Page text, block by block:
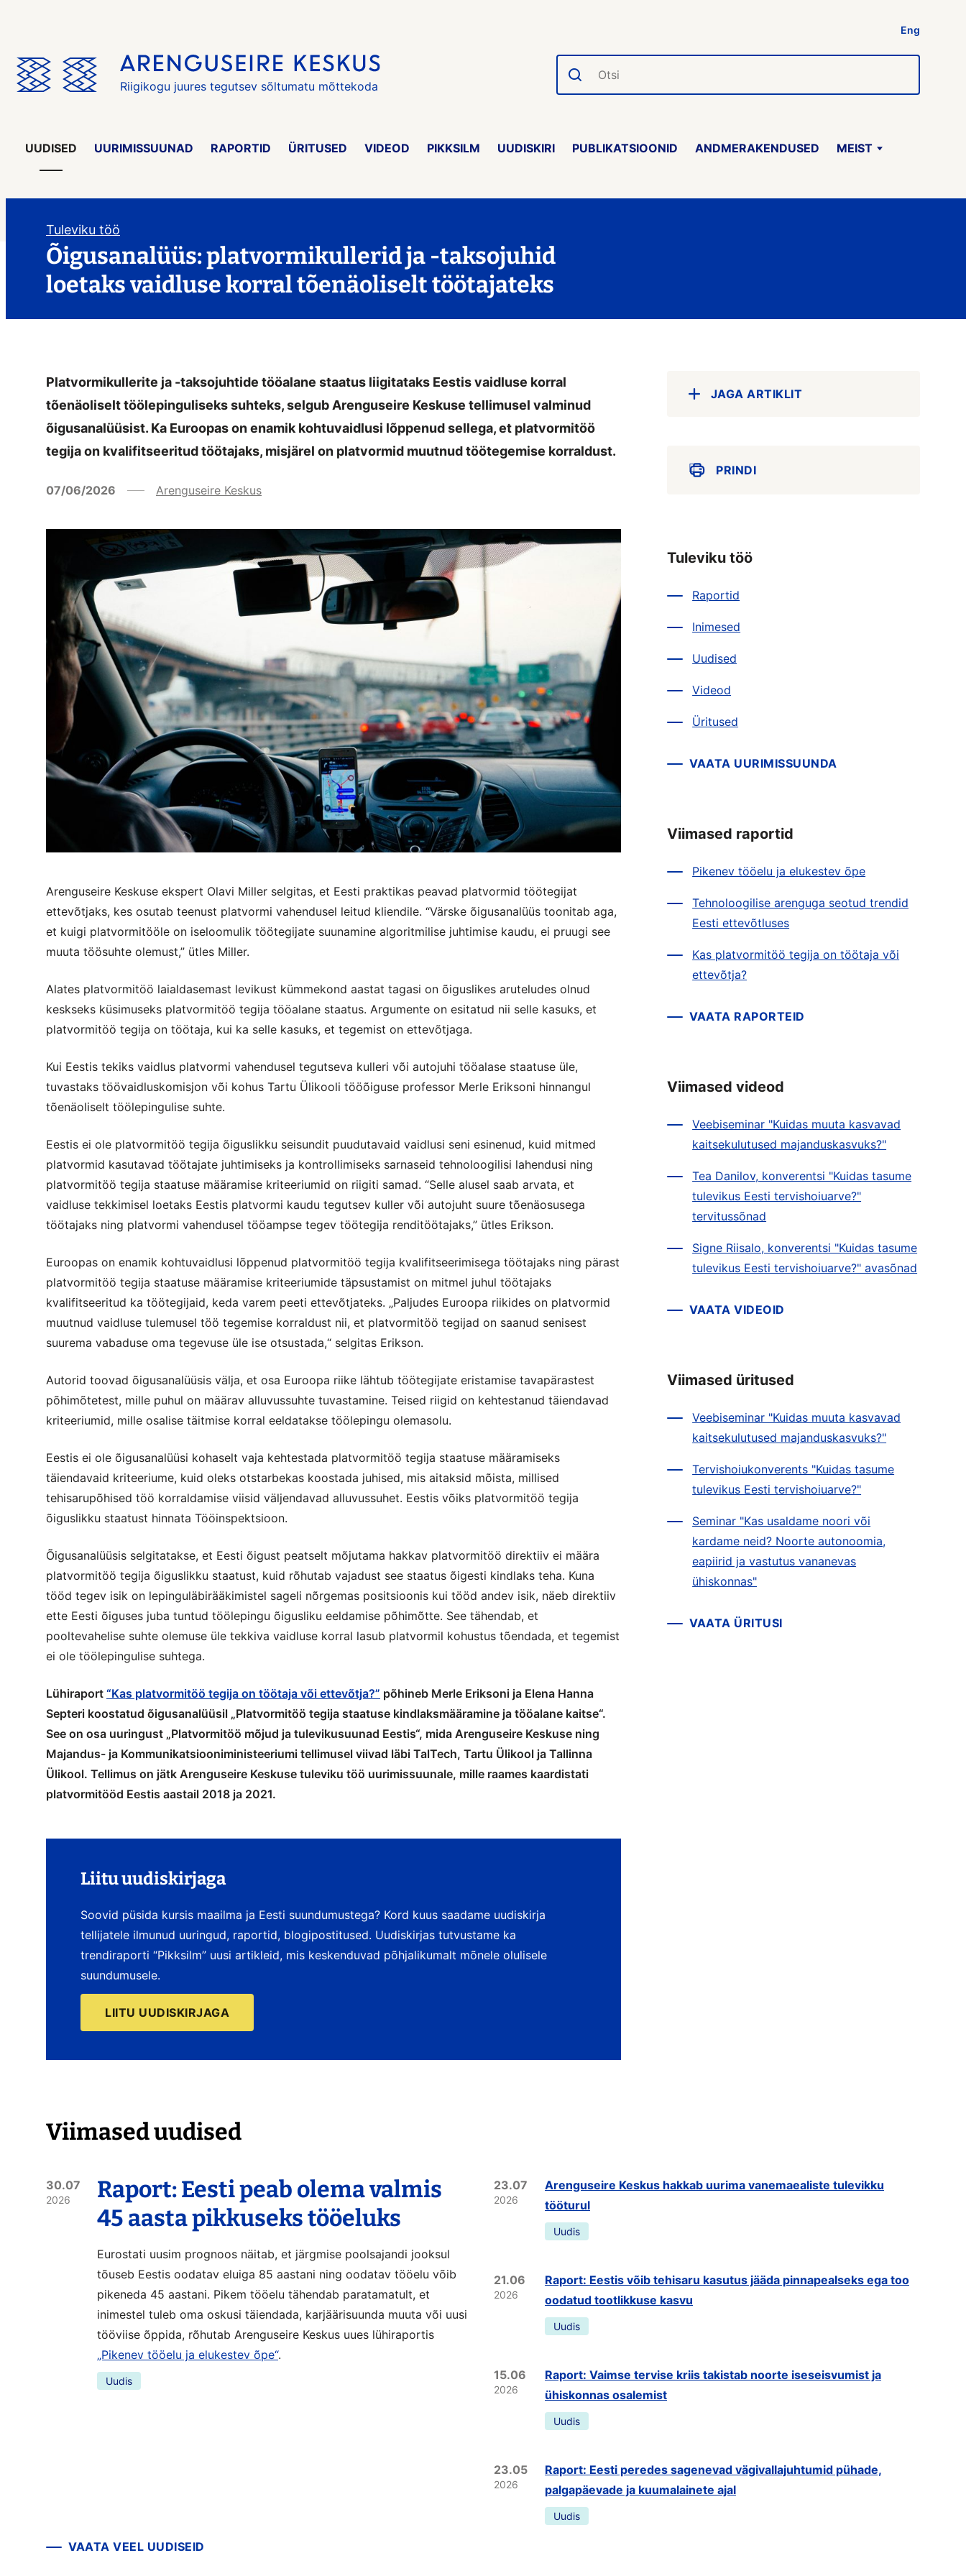
Eng
Riigikogu juures tegutsev sõltumatu mõttekoda
Otsi
UUDISED UURIMISSUUNAD RAPORTID ÜRITUSED VIDEOD PIKKSILM UUDISKIRI PUBLIKATSIOONID ANDMERAKENDUSED MEIST
Tuleviku töö
Õigusanalüüs: platvormikullerid ja -taksojuhid
loetaks vaidluse korral tõenäoliselt töötajateks
Platvormikullerite ja -taksojuhtide tööalane staatus liigitataks Eestis vaidluse korral
tõenäoliselt töölepinguliseks suhteks, selgub Arenguseire Keskuse tellimusel valminud
õigusanalüüsist. Ka Euroopas on enamik kohtuvaidlusi lõppenud sellega, et platvormitöö
tegija on kvalifitseeritud töötajaks, misjärel on platvormid muutnud töötegemise korraldust.
07/06/2026 Arenguseire Keskus
Arenguseire Keskuse ekspert Olavi Miller selgitas, et Eesti praktikas peavad platvormid töötegijat
ettevõtjaks, kes osutab teenust platvormi vahendusel leitud kliendile. “Värske õigusanalüüs toonitab aga,
et kuigi platvormitööle on iseloomulik töötegijate suunamine algoritmilise juhtimise kaudu, ei pruugi see
muuta töösuhte olemust,” ütles Miller.
Alates platvormitöö laialdasemast levikust kümmekond aastat tagasi on õiguslikes aruteludes olnud
keskseks küsimuseks platvormitöö tegija tööalane staatus. Argumente on esitatud nii selle kasuks, et
platvormitöö tegija on töötaja, kui ka selle kasuks, et tegemist on ettevõtjaga.
Kui Eestis tekiks vaidlus platvormi vahendusel tegutseva kulleri või autojuhi tööalase staatuse üle,
tuvastaks töövaidluskomisjon või kohus Tartu Ülikooli tööõiguse professor Merle Eriksoni hinnangul
tõenäoliselt töölepingulise suhte.
Eestis ei ole platvormitöö tegija õiguslikku seisundit puudutavaid vaidlusi seni esinenud, kuid mitmed
platvormid kasutavad töötajate juhtimiseks ja kontrollimiseks sarnaseid tehnoloogilisi lahendusi ning
platvormitöö tegija staatuse määramise kriteeriumid on riigiti samad. “Selle alusel saab arvata, et
vaidluse tekkimisel loetaks Eestis platvormi kaudu tegutsev kuller või autojuht suure tõenäosusega
töötajaks ning platvormi vahendusel tööampse tegev töötegija renditöötajaks,” ütles Erikson.
Euroopas on enamik kohtuvaidlusi lõppenud platvormitöö tegija kvalifitseerimisega töötajaks ning pärast
platvormitöö tegija staatuse määramise kriteeriumide täpsustamist on mitmel juhul töötajaks
kvalifitseeritud ka töötegijaid, keda varem peeti ettevõtjateks. „Paljudes Euroopa riikides on platvormid
muutnud vaidluse tulemusel töö tegemise korraldust nii, et platvormitöö tegijad on saanud senisest
suurema vabaduse oma tegevuse üle ise otsustada,“ selgitas Erikson.
Autorid toovad õigusanalüüsis välja, et osa Euroopa riike lähtub töötegijate eristamise tavapärastest
põhimõtetest, mille puhul on määrav alluvussuhte tuvastamine. Teised riigid on kehtestanud täiendavad
kriteeriumid, mille osalise täitmise korral eeldatakse töölepingu olemasolu.
Eestis ei ole õigusanalüüsi kohaselt vaja kehtestada platvormitöö tegija staatuse määramiseks
täiendavaid kriteeriume, kuid oleks otstarbekas koostada juhised, mis aitaksid mõista, millised
tehisarupõhised töö korraldamise viisid väljendavad alluvussuhet. Eestis võiks platvormitöö tegija
õiguslikku staatust hinnata Tööinspektsioon.
Õigusanalüüsis selgitatakse, et Eesti õigust peatselt mõjutama hakkav platvormitöö direktiiv ei määra
platvormitöö tegija õiguslikku staatust, kuid rõhutab vajadust see staatus õigesti kindlaks teha. Kuna
tööd tegev isik on lepinguläbirääkimistel sageli nõrgemas positsioonis kui tööd andev isik, näeb direktiiv
ette Eesti õiguses juba tuntud töölepingu õigusliku eeldamise põhimõtte. See tähendab, et
pooltevahelise suhte olemuse üle tekkiva vaidluse korral lasub platvormil kohustus tõendada, et tegemist
ei ole töölepingulise suhtega.
Lühiraport “Kas platvormitöö tegija on töötaja või ettevõtja?” põhineb Merle Eriksoni ja Elena Hanna
Septeri koostatud õigusanalüüsil „Platvormitöö tegija staatuse kindlaksmääramine ja tööalane kaitse“.
See on osa uuringust „Platvormitöö mõjud ja tulevikusuunad Eestis“, mida Arenguseire Keskuse ning
Majandus- ja Kommunikatsiooniministeeriumi tellimusel viivad läbi TalTech, Tartu Ülikool ja Tallinna
Ülikool. Tellimus on jätk Arenguseire Keskuse tuleviku töö uurimissuunale, mille raames kaardistati
platvormitööd Eestis aastail 2018 ja 2021.
Liitu uudiskirjaga
Soovid püsida kursis maailma ja Eesti suundumustega? Kord kuus saadame uudiskirja
tellijatele ilmunud uuringud, raportid, blogipostitused. Uudiskirjas tutvustame ka
trendiraporti “Pikksilm” uusi artikleid, mis keskenduvad põhjalikumalt mõnele olulisele
suundumusele.
LIITU UUDISKIRJAGA
JAGA ARTIKLIT
PRINDI
Tuleviku töö
Raportid
Inimesed
Uudised
Videod
Üritused
VAATA UURIMISSUUNDA
Viimased raportid
Pikenev tööelu ja elukestev õpe
Tehnoloogilise arenguga seotud trendid
Eesti ettevõtluses
Kas platvormitöö tegija on töötaja või
ettevõtja?
VAATA RAPORTEID
Viimased videod
Veebiseminar "Kuidas muuta kasvavad
kaitsekulutused majanduskasvuks?"
Tea Danilov, konverentsi "Kuidas tasume
tulevikus Eesti tervishoiuarve?"
tervitussõnad
Signe Riisalo, konverentsi "Kuidas tasume
tulevikus Eesti tervishoiuarve?" avasõnad
VAATA VIDEOID
Viimased üritused
Veebiseminar "Kuidas muuta kasvavad
kaitsekulutused majanduskasvuks?"
Tervishoiukonverents "Kuidas tasume
tulevikus Eesti tervishoiuarve?"
Seminar "Kas usaldame noori või
kardame neid? Noorte autonoomia,
eapiirid ja vastutus vananevas
ühiskonnas"
VAATA ÜRITUSI
Viimased uudised
30.07
2026
Raport: Eesti peab olema valmis
45 aasta pikkuseks tööeluks
Eurostati uusim prognoos näitab, et järgmise poolsajandi jooksul
tõuseb Eestis oodatav eluiga 85 aastani ning oodatav tööelu võib
pikeneda 45 aastani. Pikem tööelu tähendab paratamatult, et
inimestel tuleb oma oskusi täiendada, karjäärisuunda muuta või uusi
tööviise õppida, rõhutab Arenguseire Keskus uues lühiraportis
„Pikenev tööelu ja elukestev õpe“.
Uudis
23.07
2026
Arenguseire Keskus hakkab uurima vanemaealiste tulevikku
tööturul
Uudis
21.06
2026
Raport: Eestis võib tehisaru kasutus jääda pinnapealseks ega too
oodatud tootlikkuse kasvu
Uudis
15.06
2026
Raport: Vaimse tervise kriis takistab noorte iseseisvumist ja
ühiskonnas osalemist
Uudis
23.05
2026
Raport: Eesti peredes sagenevad vägivallajuhtumid pühade,
palgapäevade ja kuumalainete ajal
Uudis
VAATA VEEL UUDISEID